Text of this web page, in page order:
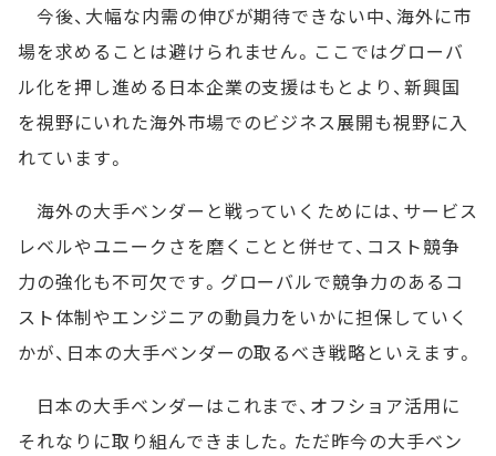
今後、大幅な内需の伸びが期待できない中、海外に市
場を求めることは避けられません。ここではグローバ
ル化を押し進める日本企業の支援はもとより、新興国
を視野にいれた海外市場でのビジネス展開も視野に入
れています。
海外の大手ベンダーと戦っていくためには、サービス
レベルやユニークさを磨くことと併せて、コスト競争
力の強化も不可欠です。グローバルで競争力のあるコ
スト体制やエンジニアの動員力をいかに担保していく
かが、日本の大手ベンダーの取るべき戦略といえます。
日本の大手ベンダーはこれまで、オフショア活用に
それなりに取り組んできました。ただ昨今の大手ベン